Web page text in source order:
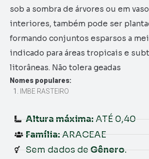
sob a sombra de árvores ou em
interiores, também pode ser
formando conjuntos esparsos a
indicado para áreas tropicais e
litorâneas. Não tolera geadas
Nomes populares:
IMBE RASTEIRO
Altura máxima: ATÉ 0,40
Família: ARACEAE
Sem dados de Gênero.